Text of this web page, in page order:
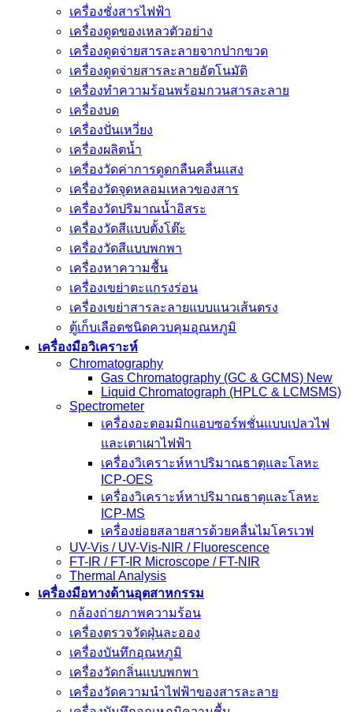
เครื่องชั่งสารไฟฟ้า
เครื่องดูดของเหลวตัวอย่าง
เครื่องดูดจ่ายสารละลายจากปากขวด
เครื่องดูดจ่ายสารละลายอัตโนมัติ
เครื่องทำความร้อนพร้อมกวนสารละลาย
เครื่องบด
เครื่องปั่นเหวี่ยง
เครื่องผลิตน้ำ
เครื่องวัดค่าการดูดกลืนคลื่นแสง
เครื่องวัดจุดหลอมเหลวของสาร
เครื่องวัดปริมาณน้ำอิสระ
เครื่องวัดสีแบบตั้งโต๊ะ
เครื่องวัดสีแบบพกพา
เครื่องหาความชื้น
เครื่องเขย่าตะแกรงร่อน
เครื่องเขย่าสารละลายแบบแนวเส้นตรง
ตู้เก็บเลือดชนิดควบคุมอุณหภูมิ
เครื่องมือวิเคราะห์
Chromatography
Gas Chromatography (GC & GCMS) New
Liquid Chromatograph (HPLC & LCMSMS)
Spectrometer
เครื่องอะตอมมิกแอบซอร์พชั่นแบบเปลวไฟ
และเตาเผาไฟฟ้า
เครื่องวิเคราะห์หาปริมาณธาตุและโลหะ
ICP-OES
เครื่องวิเคราะห์หาปริมาณธาตุและโลหะ
ICP-MS
เครื่องย่อยสลายสารด้วยคลื่นไมโครเวฟ
UV-Vis / UV-Vis-NIR / Fluorescence
FT-IR / FT-IR Microscope / FT-NIR
Thermal Analysis
เครื่องมือทางด้านอุตสาหกรรม
กล้องถ่ายภาพความร้อน
เครื่องตรวจวัดฝุ่นละออง
เครื่องบันทึกอุณหภูมิ
เครื่องวัดกลิ่นแบบพกพา
เครื่องวัดความนําไฟฟ้าของสารละลาย